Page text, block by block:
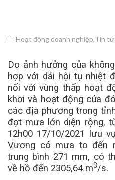
Hoạt động doanh nghiệp,Tin
Do ảnh hưởng của
hợp với dải hội tụ nhiệt
nối với vùng thấp hoạt
khơi và hoạt động của
các địa phương trong
đợt mưa lớn diện rộng,
12h00 17/10/2021 lưu
Vương có mưa to đến
trung bình 271 mm, có
về hồ đến 2305,64 m3/s.